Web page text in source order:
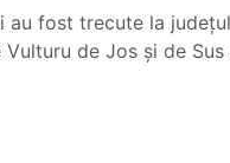
au fost trecute la județul
de Jos și de